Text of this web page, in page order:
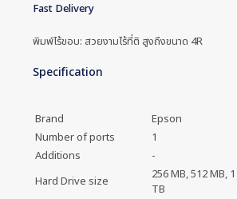
Fast Delivery
พิมพ์ไร้ขอบ: สวยงามไร้ที่ติ สูงถึงขนาด 4R
Specification
Brand
Epson
Number of ports
1
Additions
-
Hard Drive size
256 MB, 512 MB,
TB